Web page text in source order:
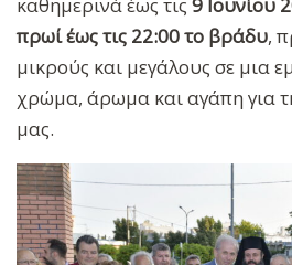
πρωί έως τις 22:00 το βράδυ,
μικρούς και μεγάλους σε μια
χρώμα, άρωμα και αγάπη για
μας.